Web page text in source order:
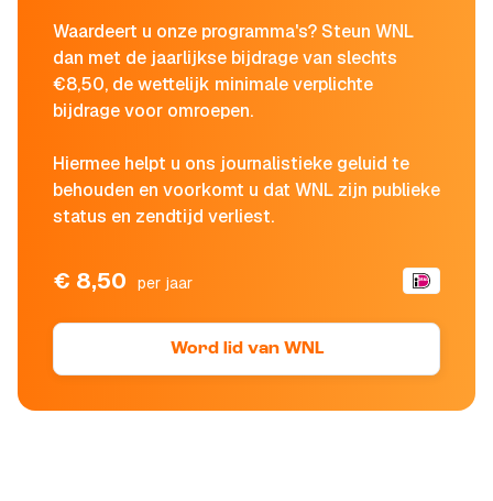
Waardeert u onze programma's? Steun WNL
dan met de jaarlijkse bijdrage van slechts
€8,50, de wettelijk minimale verplichte
bijdrage voor omroepen.
Hiermee helpt u ons journalistieke geluid te
behouden en voorkomt u dat WNL zijn publieke
status en zendtijd verliest.
€ 8,50 per jaar
Word lid van WNL